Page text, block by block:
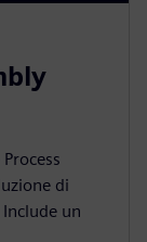
di
un